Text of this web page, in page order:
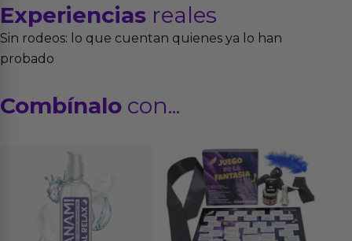
Experiencias reales
Sin rodeos: lo que cuentan quienes ya lo han
probado
Combínalo con...